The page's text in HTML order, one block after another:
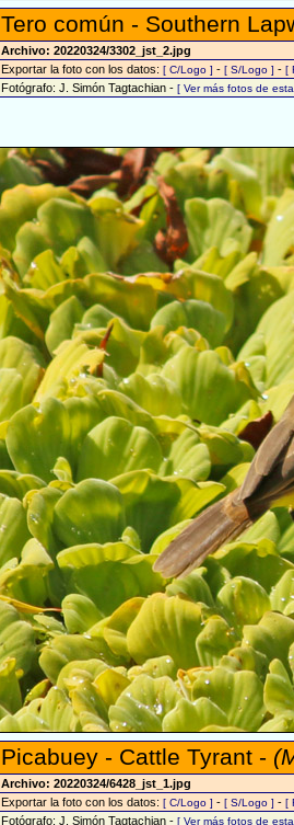
Tero común - Southern
Archivo: 20220324/3302_jst_2.jpg
Exportar la foto con los datos: [ C/Logo ] - [ S/Logo ] - [
Fotógrafo: J. Simón Tagtachian - [ Ver más fotos de
Picabuey - Cattle Tyrant -
Archivo: 20220324/6428_jst_1.jpg
Exportar la foto con los datos: [ C/Logo ] - [ S/Logo ] - [
Fotógrafo: J. Simón Tagtachian - [ Ver más fotos de